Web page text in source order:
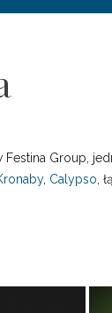
Group,
, Calypso ,